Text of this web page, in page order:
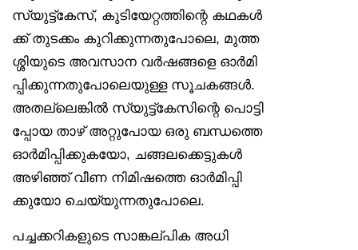
സ്യുട്ട്‌കേസ്, കുടിയേറ്റത്തിന്റെ കഥകൾ
ക്ക് തുടക്കം കുറിക്കുന്നതുപോലെ, മുത്ത
ശ്ശിയുടെ അവസാന വർഷങ്ങളെ ഓർമി
പ്പിക്കുന്നതുപോലെയുള്ള സൂചകങ്ങൾ.
അതല്ലെങ്കിൽ സ്യുട്ട്‌കേസിന്റെ പൊട്ടി
പ്പോയ താഴ് അറ്റുപോയ ഒരു ബന്ധത്തെ
ഓർമിപ്പിക്കുകയോ, ചങ്ങലക്കെട്ടുകൾ
അഴിഞ്ഞ് വീണ നിമിഷത്തെ ഓർമിപ്പി
ക്കുയോ ചെയ്യുന്നതുപോലെ.
പച്ചക്കറികളുടെ സാങ്കല്പിക അധി